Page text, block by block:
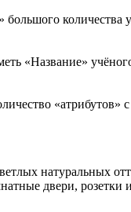
большого
«Название»
«атрибутов»
натуральных
двери,